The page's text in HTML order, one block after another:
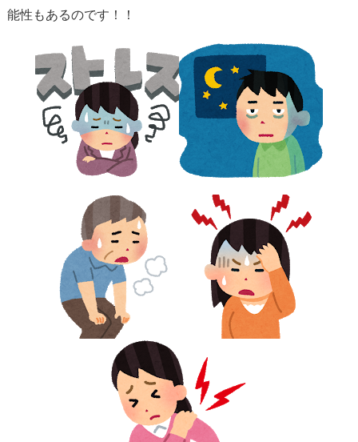
能性もあるのです！！